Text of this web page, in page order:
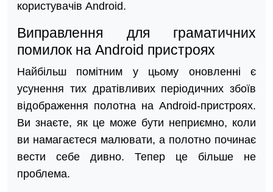
користувачів Android.
Виправлення для граматичних
помилок на Android пристроях
Найбільш помітним у цьому оновленні є
усунення тих дратівливих періодичних збоїв
відображення полотна на Android-пристроях.
Ви знаєте, як це може бути неприємно, коли
ви намагаєтеся малювати, а полотно починає
вести себе дивно. Тепер це більше не
проблема.